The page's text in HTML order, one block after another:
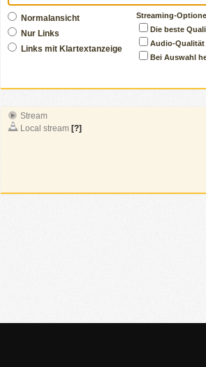
Normalansicht
Nur Links
Links mit Klartextanzeige
Streaming-
Die beste
Audio-
Bei Auswahl
Stream
Local stream [?]